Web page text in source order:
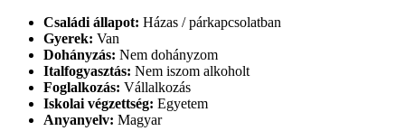
Családi állapot: Házas / párkapcsolatban
Gyerek: Van
Dohányzás: Nem dohányzom
Italfogyasztás: Nem iszom alkoholt
Foglalkozás: Vállalkozás
Iskolai végzettség: Egyetem
Anyanyelv: Magyar